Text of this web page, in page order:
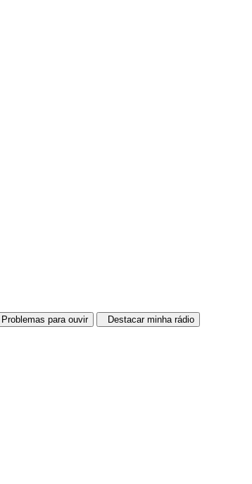
Problemas para ouvir Destacar minha rádio